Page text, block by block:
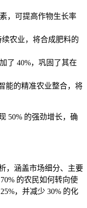
，可提高作物生长率
农业，将合成肥料的
了 40%，巩固了其在
能的精准农业整合，将
50% 的强劲增长，确
，涵盖市场细分、主要
的农民如何转向使
，并减少 30% 的化